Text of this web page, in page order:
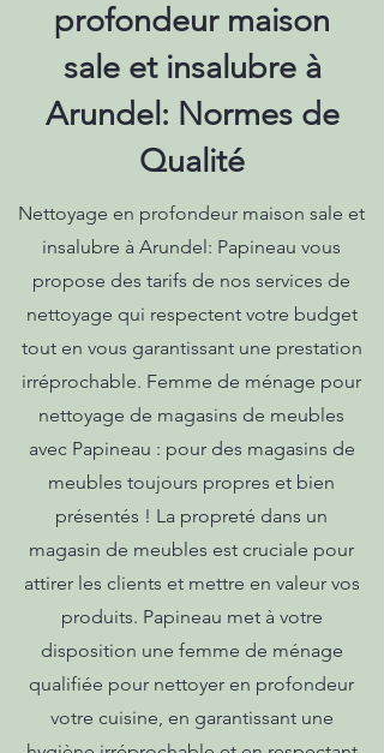
profondeur maison
sale et insalubre à
Arundel: Normes de
Qualité
Nettoyage en profondeur maison sale et
insalubre à Arundel: Papineau vous
propose des tarifs de nos services de
nettoyage qui respectent votre budget
tout en vous garantissant une prestation
irréprochable. Femme de ménage pour
nettoyage de magasins de meubles
avec Papineau : pour des magasins de
meubles toujours propres et bien
présentés ! La propreté dans un
magasin de meubles est cruciale pour
attirer les clients et mettre en valeur vos
produits. Papineau met à votre
disposition une femme de ménage
qualifiée pour nettoyer en profondeur
votre cuisine, en garantissant une